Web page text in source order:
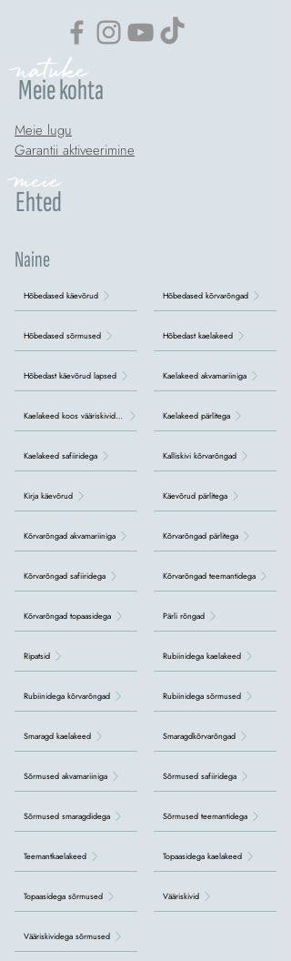
Meie kohta
natuke
Meie lugu
Garantii aktiveerimine
meie
Ehted
Naine
Hõbedased käevõrud
Hõbedased sõrmused
Hõbedast käevõrud lapsed
Kaelakeed koos vääriskividega
Kaelakeed safiiridega
Kirja käevõrud
Kõrvarõngad akvamariiniga
Kõrvarõngad safiiridega
Kõrvarõngad topaasidega
Ripatsid
Rubiinidega kõrvarõngad
Smaragd kaelakeed
Sõrmused akvamariiniga
Sõrmused smaragdidega
Teemantkaelakeed
Topaasidega sõrmused
Vääriskividega sõrmused
Hõbedased kõrvarõngad
Hõbedast kaelakeed
Kaelakeed akvamariiniga
Kaelakeed pärlitega
Kalliskivi kõrvarõngad
Käevõrud pärlitega
Kõrvarõngad pärlitega
Kõrvarõngad teemantidega
Pärli rõngad
Rubiinidega kaelakeed
Rubiinidega sõrmused
Smaragdkõrvarõngad
Sõrmused safiiridega
Sõrmused teemantidega
Topaasidega kaelakeed
Vääriskivid